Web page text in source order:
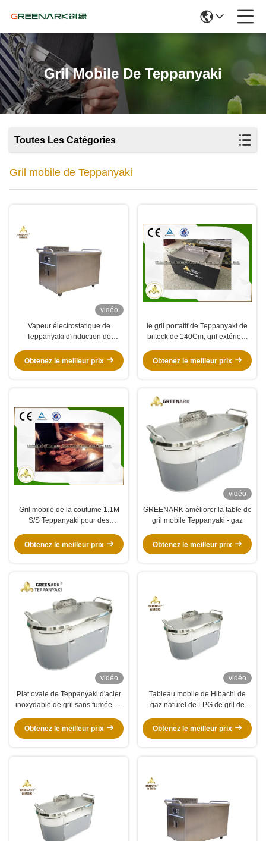
Gril Mobile De Teppanyaki
Toutes Les Catégories
Gril mobile de Teppanyaki
vidéo
Vapeur électrostatique de
Teppanyaki d'induction de
l'épuisement
Obtenez le meilleur prix
le gril portatif de Teppanyaki de
bifteck de 140Cm, gril extérieur
aux besoins du client
Obtenez le meilleur prix
Gril mobile de la coutume 1.1M
S/S Teppanyaki pour des
poissons de poulet de mouton
Obtenez le meilleur prix
vidéo
GREENARK améliorer la table de
gril mobile Teppanyaki - gaz
Obtenez le meilleur prix
vidéo
Plat ovale de Teppanyaki d'acier
inoxydable de gril sans fumée de
Obtenez le meilleur prix
vidéo
Tableau mobile de Hibachi de
gaz naturel de LPG de gril de
vers le bas avec la purification
Obtenez le meilleur prix